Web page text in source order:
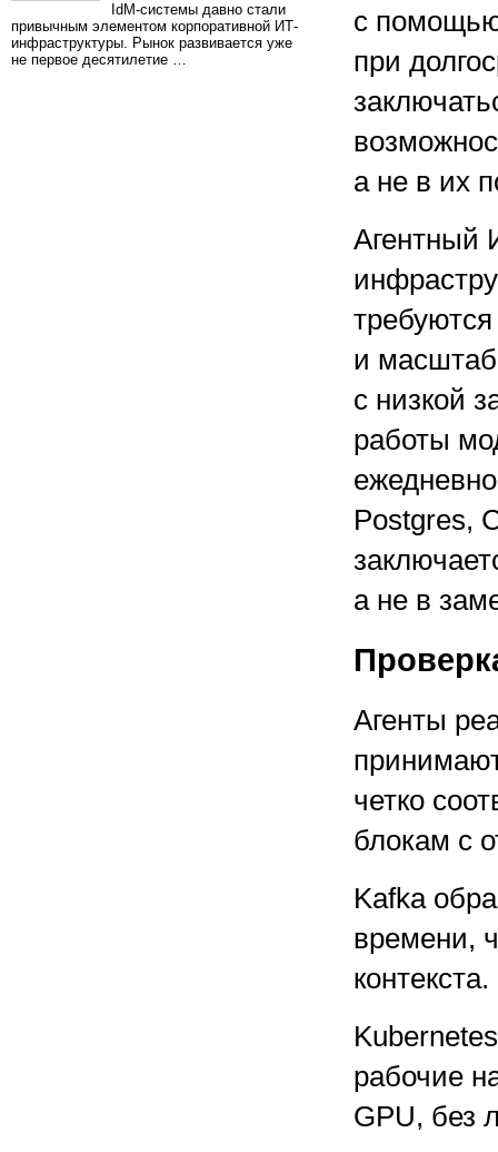
IdM-системы давно стали
привычным элементом корпоративной ИТ-
инфраструктуры. Рынок развивается уже
не первое десятилетие …
с
при
а не в их
Агентный
и
с низкой
работы
Postgres,
а не в
Агенты
четко
блокам с
Kafka
времени,
контекста.
рабочие
GPU, без